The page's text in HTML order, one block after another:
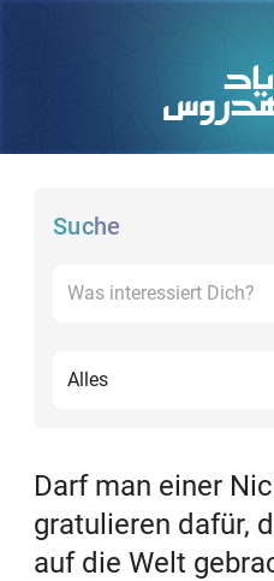
Suche
Alles
Darf man einer
gratulieren dafür,
auf die Welt